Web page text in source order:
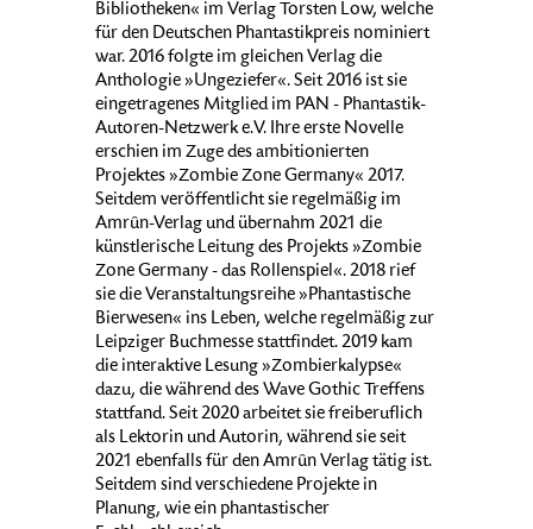
Bibliotheken« im Verlag Torsten Low, welche
für den Deutschen Phantastikpreis nominiert
war. 2016 folgte im gleichen Verlag die
Anthologie »Ungeziefer«. Seit 2016 ist sie
eingetragenes Mitglied im PAN - Phantastik-
Autoren-Netzwerk e.V. Ihre erste Novelle
erschien im Zuge des ambitionierten
Projektes »Zombie Zone Germany« 2017.
Seitdem veröffentlicht sie regelmäßig im
Amrûn-Verlag und übernahm 2021 die
künstlerische Leitung des Projekts »Zombie
Zone Germany - das Rollenspiel«. 2018 rief
sie die Veranstaltungsreihe »Phantastische
Bierwesen« ins Leben, welche regelmäßig zur
Leipziger Buchmesse stattfindet. 2019 kam
die interaktive Lesung »Zombierkalypse«
dazu, die während des Wave Gothic Treffens
stattfand. Seit 2020 arbeitet sie freiberuflich
als Lektorin und Autorin, während sie seit
2021 ebenfalls für den Amrûn Verlag tätig ist.
Seitdem sind verschiedene Projekte in
Planung, wie ein phantastischer